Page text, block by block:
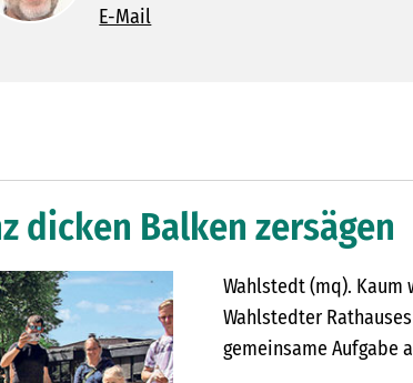
E-Mail
dicken Balken zersägen
Wahlstedt (mq). Kaum
Wahlstedter
gemeinsame Aufgabe